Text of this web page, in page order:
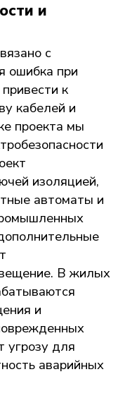
и
с
ошибка при
к
кабелей и
проекта мы
изоляцией,
автоматы и
В жилых
и
угрозу для
аварийных